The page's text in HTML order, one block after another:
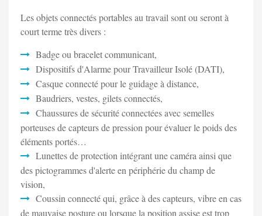
Les objets connectés portables au travail sont ou seront à
court terme très divers :
Badge ou bracelet communicant,
Dispositifs d'Alarme pour Travailleur Isolé (DATI),
Casque connecté pour le guidage à distance,
Baudriers, vestes, gilets connectés,
Chaussures de sécurité connectées avec semelles
porteuses de capteurs de pression pour évaluer le poids des
éléments portés…
Lunettes de protection intégrant une caméra ainsi que
des pictogrammes d'alerte en périphérie du champ de
vision,
Coussin connecté qui, grâce à des capteurs, vibre en cas
de mauvaise posture ou lorsque la position assise est trop